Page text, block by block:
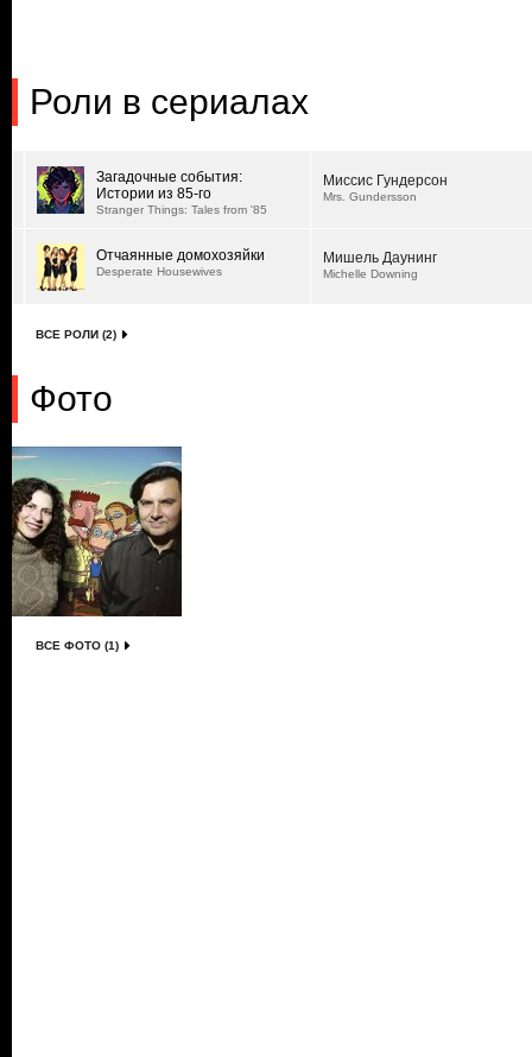
Роли в сериалах
Загадочные события:
Истории из 85-го
Stranger Things: Tales from '85
Миссис Гундерсон
Mrs. Gundersson
Отчаянные домохозяйки
Desperate Housewives
Мишель Даунинг
Michelle Downing
ВСЕ РОЛИ (2)
Фото
ВСЕ ФОТО (1)